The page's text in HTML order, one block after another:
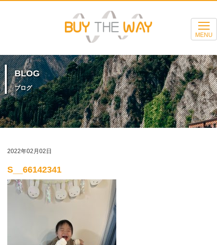
MENU
BLOG
ブログ
2022年02月02日
S__66142341